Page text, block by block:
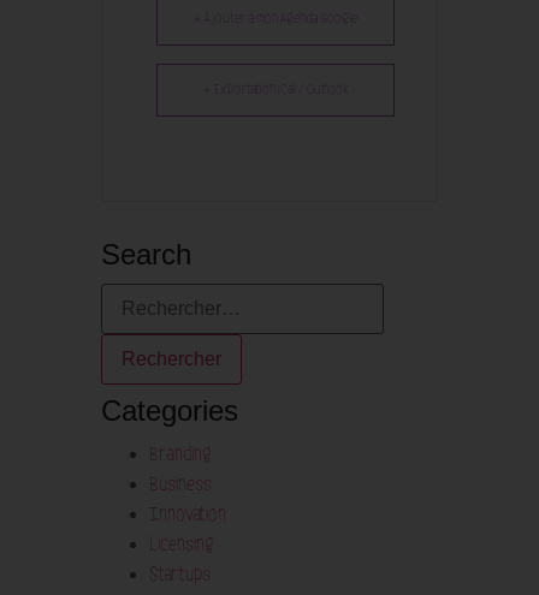
+ Ajouter à mon Agenda Google
Search
Categories
Branding
Business
Innovation
Licensing
Startups